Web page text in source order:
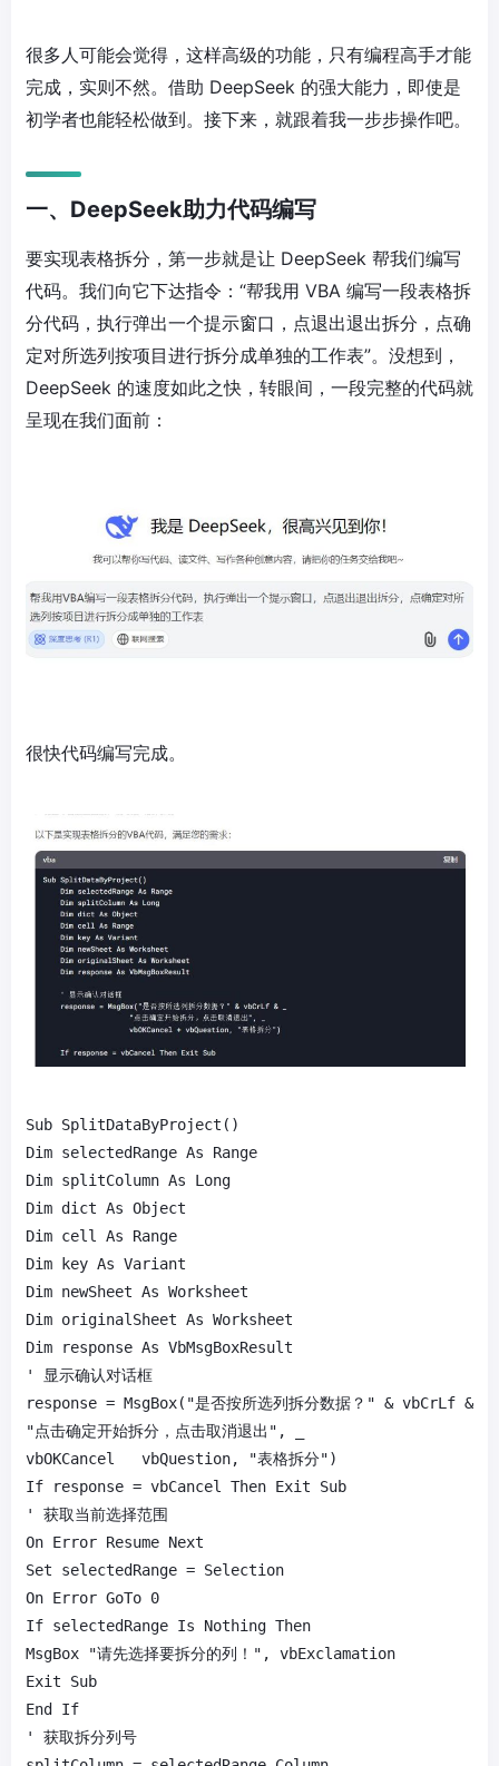
很多人可能会觉得，这样高级的功能，只有编程高手才能
完成，实则不然。借助 DeepSeek 的强大能力，即使是
初学者也能轻松做到。接下来，就跟着我一步步操作吧。
一、DeepSeek助力代码编写
要实现表格拆分，第一步就是让 DeepSeek 帮我们编写
代码。我们向它下达指令：“帮我用 VBA 编写一段表格拆
分代码，执行弹出一个提示窗口，点退出退出拆分，点确
定对所选列按项目进行拆分成单独的工作表”。没想到，
DeepSeek 的速度如此之快，转眼间，一段完整的代码就
呈现在我们面前：
很快代码编写完成。
Sub SplitDataByProject()
Dim selectedRange As Range
Dim splitColumn As Long
Dim dict As Object
Dim cell As Range
Dim key As Variant
Dim newSheet As Worksheet
Dim originalSheet As Worksheet
Dim response As VbMsgBoxResult
' 显示确认对话框
response = MsgBox("是否按所选列拆分数据？" & vbCrLf & _
"点击确定开始拆分，点击取消退出", _
vbOKCancel   vbQuestion, "表格拆分")
If response = vbCancel Then Exit Sub
' 获取当前选择范围
On Error Resume Next
Set selectedRange = Selection
On Error GoTo 0
If selectedRange Is Nothing Then
MsgBox "请先选择要拆分的列！", vbExclamation
Exit Sub
End If
' 获取拆分列号